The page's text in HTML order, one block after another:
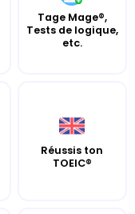
Tage Mage®,
Tests de logique,
etc.
Réussis ton
TOEIC®